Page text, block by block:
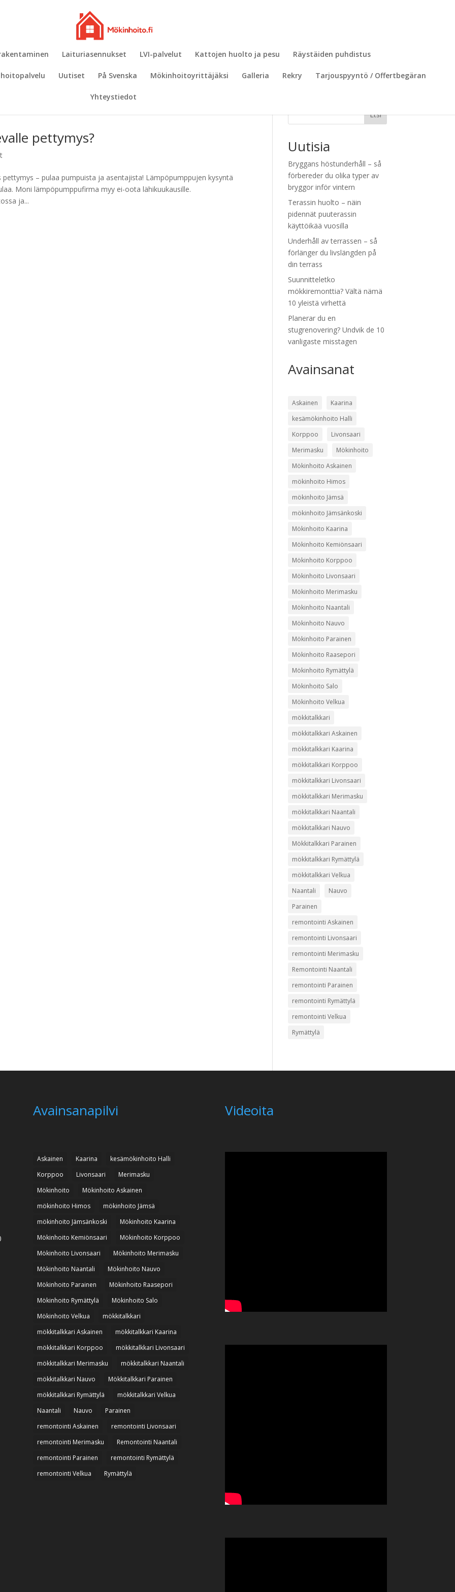
Laituriasennukset LVI-palvelut Kattojen huolto ja pesu Räystäiden puhdistus
Uutiset På Svenska Mökinhoitoyrittäjäksi Galleria Rekry Tarjouspyyntö / Offertbegäran
Yhteystiedot
pettymys?
– pulaa pumpuista ja asentajista! Lämpöpumppujen kysyntä
Moni lämpöpumppufirma myy ei-oota lähikuukausille.
ja...
Etsi
Uutisia
Bryggans höstunderhåll – så
förbereder du olika typer av
bryggor inför vintern
Terassin huolto – näin
pidennät puuterassin
käyttöikää vuosilla
Underhåll av terrassen – så
förlänger du livslängden på
din terrass
Suunnitteletko
mökkiremonttia? Vältä nämä
10 yleistä virhettä
Planerar du en
stugrenovering? Undvik de 10
vanligaste misstagen
Avainsanat
Askainen
Kaarina
kesämökinhoito Halli
Korppoo
Livonsaari
Merimasku
Mökinhoito
Mökinhoito Askainen
mökinhoito Himos
mökinhoito Jämsä
mökinhoito Jämsänkoski
Mökinhoito Kaarina
Mökinhoito Kemiönsaari
Mökinhoito Korppoo
Mökinhoito Livonsaari
Mökinhoito Merimasku
Mökinhoito Naantali
Mökinhoito Nauvo
Mökinhoito Parainen
Mökinhoito Raasepori
Mökinhoito Rymättylä
Mökinhoito Salo
Mökinhoito Velkua
mökkitalkkari
mökkitalkkari Askainen
mökkitalkkari Kaarina
mökkitalkkari Korppoo
mökkitalkkari Livonsaari
mökkitalkkari Merimasku
mökkitalkkari Naantali
mökkitalkkari Nauvo
Mökkitalkkari Parainen
mökkitalkkari Rymättylä
mökkitalkkari Velkua
Naantali
Nauvo
Parainen
remontointi Askainen
remontointi Livonsaari
remontointi Merimasku
Remontointi Naantali
remontointi Parainen
remontointi Rymättylä
remontointi Velkua
Rymättylä
Avainsanapilvi
Askainen Kaarina
kesämökinhoito Halli
Korppoo
Livonsaari
Merimasku
Mökinhoito
Mökinhoito Askainen
mökinhoito Himos
mökinhoito Jämsä
mökinhoito Jämsänkoski
Mökinhoito Kaarina
Mökinhoito Kemiönsaari
Mökinhoito Korppoo
Mökinhoito Livonsaari
Mökinhoito Merimasku
Mökinhoito Naantali
Mökinhoito Nauvo
Mökinhoito Parainen
Mökinhoito Raasepori
Mökinhoito Rymättylä
Mökinhoito Salo
Mökinhoito Velkua
mökkitalkkari
mökkitalkkari Askainen
mökkitalkkari Kaarina
mökkitalkkari Korppoo
mökkitalkkari Livonsaari
mökkitalkkari Merimasku
mökkitalkkari Naantali
mökkitalkkari Nauvo
Mökkitalkkari Parainen
mökkitalkkari Rymättylä
mökkitalkkari Velkua
Naantali
Nauvo
Parainen
remontointi Askainen
remontointi Livonsaari
remontointi Merimasku
Remontointi Naantali
remontointi Parainen
remontointi Rymättylä
remontointi Velkua
Rymättylä
Videoita